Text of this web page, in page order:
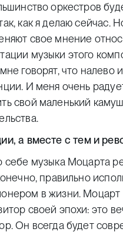
оркестров
как я делаю сейчас.
свое мнение
музыки этого
говорят, что налево
И меня очень
свой маленький
а вместе с тем и
себе музыка Моцарта
правильно
в жизни.
своей эпохи: это
Он всегда будет